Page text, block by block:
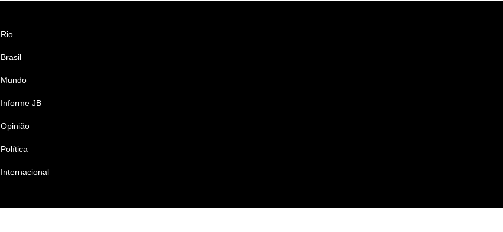
Rio
Brasil
Mundo
Informe JB
Opinião
Política
Internacional